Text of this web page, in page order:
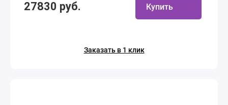
27830 руб. Купить
Заказать в 1 клик